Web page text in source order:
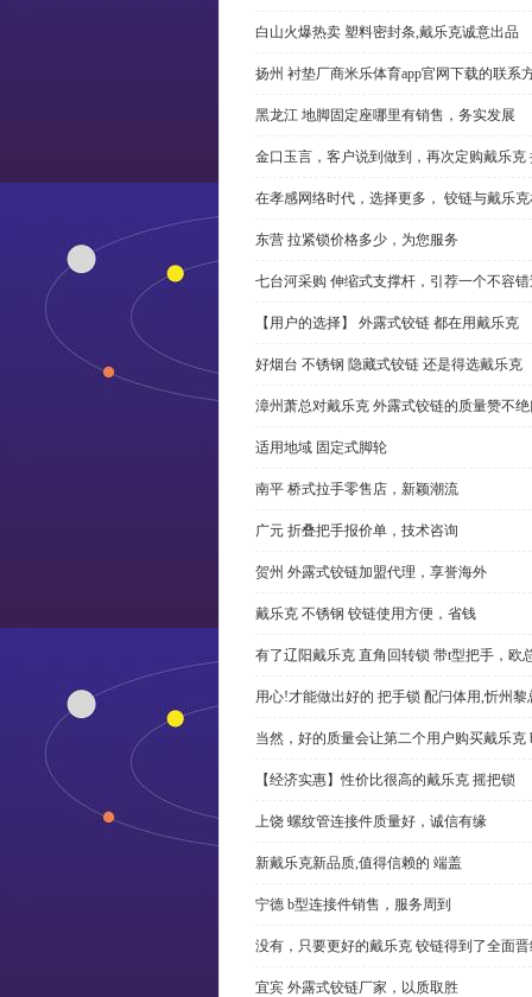
白山火爆热卖 塑料密封条,戴乐克诚意出品
扬州 衬垫厂商米乐体育app官网下载的联系
黑龙江 地脚固定座哪里有销售，务实发展
金口玉言，客户说到做到，再次定购戴乐克
在孝感网络时代，选择更多， 铰链与戴乐
东营 拉紧锁价格多少，为您服务
七台河采购 伸缩式支撑杆，引荐一个不容
【用户的选择】 外露式铰链 都在用戴乐克
好烟台 不锈钢 隐藏式铰链 还是得选戴乐克
漳州萧总对戴乐克 外露式铰链的质量赞不
适用地域 固定式脚轮
南平 桥式拉手零售店，新颖潮流
广元 折叠把手报价单，技术咨询
贺州 外露式铰链加盟代理，享誉海外
戴乐克 不锈钢 铰链使用方便，省钱
有了辽阳戴乐克 直角回转锁 带t型把手，欧
用心!才能做出好的 把手锁 配闩体用,忻州黎
当然，好的质量会让第二个用户购买戴乐克
【经济实惠】性价比很高的戴乐克 摇把锁
上饶 螺纹管连接件质量好，诚信有缘
新戴乐克新品质,值得信赖的 端盖
宁德 b型连接件销售，服务周到
没有，只要更好的戴乐克 铰链得到了全面
宜宾 外露式铰链厂家，以质取胜